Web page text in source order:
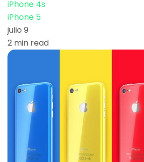
iPhone 4s
iPhone 5
julio 9
2 min read